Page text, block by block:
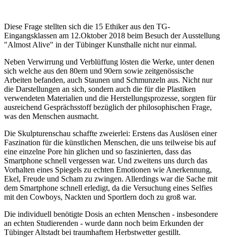
Diese Frage stellten sich die 15 Ethiker aus den TG-
Eingangsklassen am 12.Oktober 2018 beim Besuch der Ausstellung
"Almost Alive" in der Tübinger Kunsthalle nicht nur einmal.
Neben Verwirrung und Verblüffung lösten die Werke, unter denen
sich welche aus den 80ern und 90ern sowie zeitgenössische
Arbeiten befanden, auch Staunen und Schmunzeln aus. Nicht nur
die Darstellungen an sich, sondern auch die für die Plastiken
verwendeten Materialien und die Herstellungsprozesse, sorgten für
ausreichend Gesprächsstoff bezüglich der philosophischen Frage,
was den Menschen ausmacht.
Die Skulpturenschau schaffte zweierlei: Erstens das Auslösen einer
Faszination für die künstlichen Menschen, die uns teilweise bis auf
eine einzelne Pore hin glichen und so faszinierten, dass das
Smartphone schnell vergessen war. Und zweitens uns durch das
Vorhalten eines Spiegels zu echten Emotionen wie Anerkennung,
Ekel, Freude und Scham zu zwingen. Allerdings war die Sache mit
dem Smartphone schnell erledigt, da die Versuchung eines Selfies
mit den Cowboys, Nackten und Sportlern doch zu groß war.
Die individuell benötigte Dosis an echten Menschen - insbesondere
an echten Studierenden - wurde dann noch beim Erkunden der
Tübinger Altstadt bei traumhaftem Herbstwetter gestillt.